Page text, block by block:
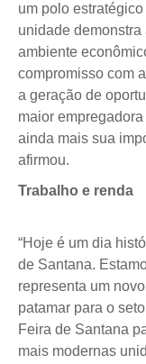
um polo
unidade
ambiente
compromisso com
a geração de
maior
ainda mais sua
afirmou.
Trabalho e renda
“Hoje é um dia
de Santana.
representa um
patamar para o
Feira de Santana
mais modernas